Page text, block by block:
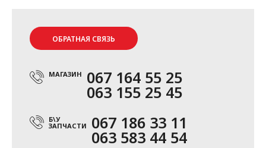
ОБРАТНАЯ СВЯЗЬ
МАГАЗИН 067 164 55 25
063 155 25 45
Б\У
ЗАПЧАСТИ 067 186 33 11
063 583 44 54